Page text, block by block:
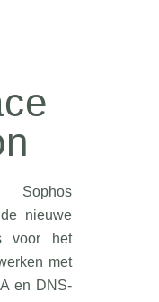
nieuwe
voor het
met
en DNS-